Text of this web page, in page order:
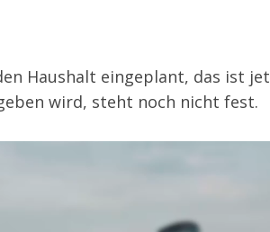
Haushalt eingeplant, das ist
wird, steht noch nicht fest.